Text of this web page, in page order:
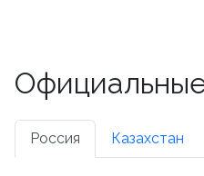
Россия Казахстан